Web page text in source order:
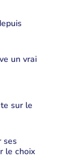
un vrai
sur le
ses
le choix